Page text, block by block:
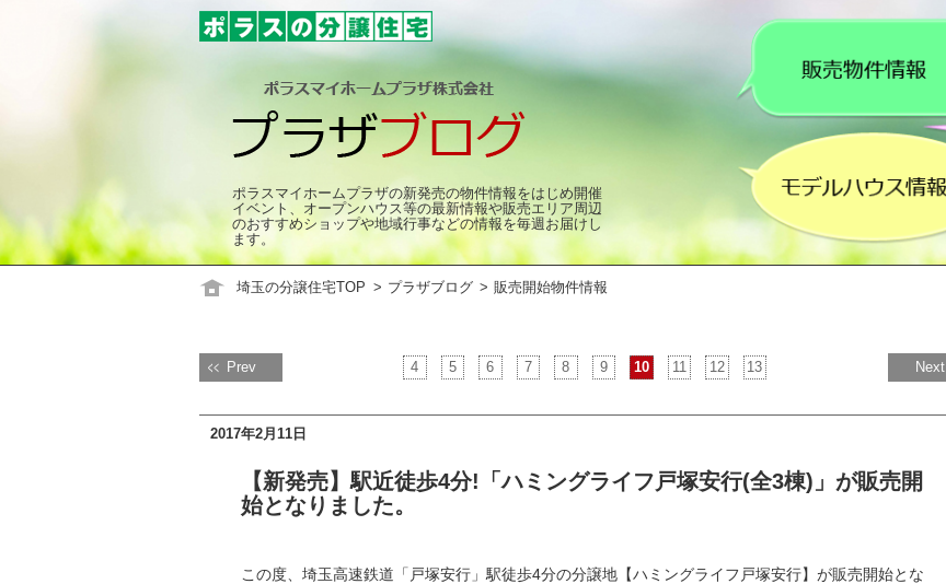
ポラスマイホームプラザの新発売の物件情報をはじめ開催
イベント、オープンハウス等の最新情報や販売エリア周辺
のおすすめショップや地域行事などの情報を毎週お届けし
ます。
埼玉の分譲住宅TOP プラザブログ 販売開始物件情報
Prev 4 5 6 7 8 9 10 11 12 13 Next
2017年2月11日
【新発売】駅近徒歩4分!「ハミングライフ戸塚安行(全3棟)」が販売開
始となりました。
この度、埼玉高速鉄道「戸塚安行」駅徒歩4分の分譲地【ハミングライフ戸塚安行】が販売開始とな